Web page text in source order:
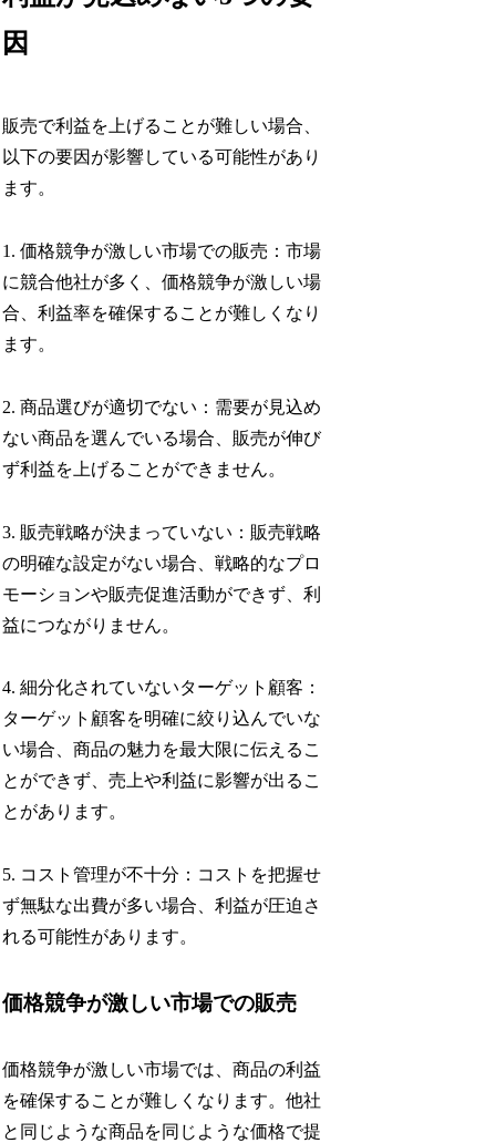
因
販売で利益を上げることが難しい場合、
以下の要因が影響している可能性があり
ます。
1. 価格競争が激しい市場での販売：市場
に競合他社が多く、価格競争が激しい場
合、利益率を確保することが難しくなり
ます。
2. 商品選びが適切でない：需要が見込め
ない商品を選んでいる場合、販売が伸び
ず利益を上げることができません。
3. 販売戦略が決まっていない：販売戦略
の明確な設定がない場合、戦略的なプロ
モーションや販売促進活動ができず、利
益につながりません。
4. 細分化されていないターゲット顧客：
ターゲット顧客を明確に絞り込んでいな
い場合、商品の魅力を最大限に伝えるこ
とができず、売上や利益に影響が出るこ
とがあります。
5. コスト管理が不十分：コストを把握せ
ず無駄な出費が多い場合、利益が圧迫さ
れる可能性があります。
価格競争が激しい市場での販売
価格競争が激しい市場では、商品の利益
を確保することが難しくなります。他社
と同じような商品を同じような価格で提